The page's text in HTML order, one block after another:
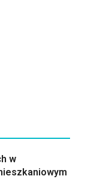
w